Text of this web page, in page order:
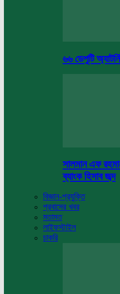
৬৬ ডেপুটি
সালমান এফ
ব্যাংক হিসাব জব্দ
বিজ্ঞান-প্রযুক্তি
প্রবাসের খবর
মতামত
লাইফস্টাইল
চাকরি